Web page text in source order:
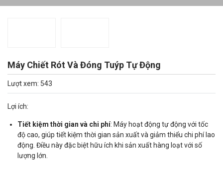
Máy Chiết Rót Và Đóng Tuýp Tự Động
Lượt xem: 543
Lợi ích:
Tiết kiệm thời gian và chi phí: Máy hoạt động tự động với tốc
độ cao, giúp tiết kiệm thời gian sản xuất và giảm thiểu chi phí lao
động. Điều này đặc biệt hữu ích khi sản xuất hàng loạt với số
lượng lớn.